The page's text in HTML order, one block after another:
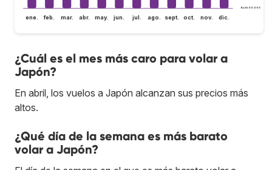
Bs.S600.000
ene. feb. mar. abr. may. jun. jul. ago. sept. oct. nov. dic.
¿Cuál es el mes más caro para volar a
Japón?
En abril, los vuelos a Japón alcanzan sus precios más
altos.
¿Qué día de la semana es más barato
volar a Japón?